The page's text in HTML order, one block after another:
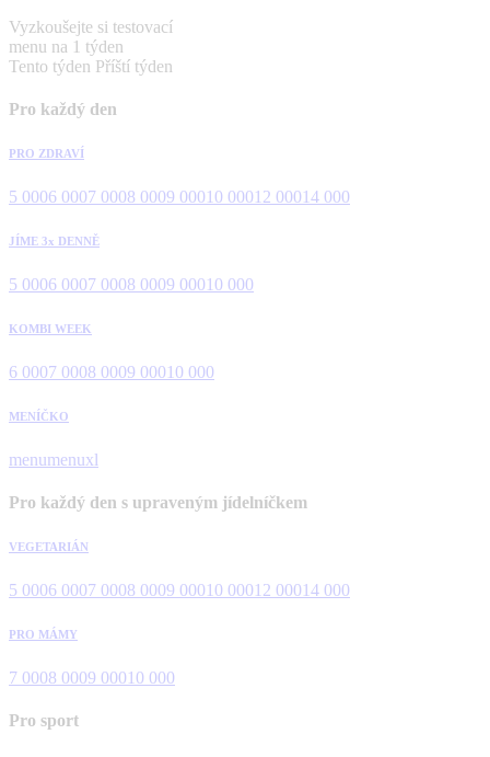
Vyzkoušejte si testovací
menu na 1 týden
Tento týden Příští týden
Pro každý den
PRO ZDRAVÍ
5 0006 0007 0008 0009 00010 00012 00014 000
JÍME 3x DENNĚ
5 0006 0007 0008 0009 00010 000
KOMBI WEEK
6 0007 0008 0009 00010 000
MENÍČKO
menumenuxl
Pro každý den s upraveným jídelníčkem
VEGETARIÁN
5 0006 0007 0008 0009 00010 00012 00014 000
PRO MÁMY
7 0008 0009 00010 000
Pro sport